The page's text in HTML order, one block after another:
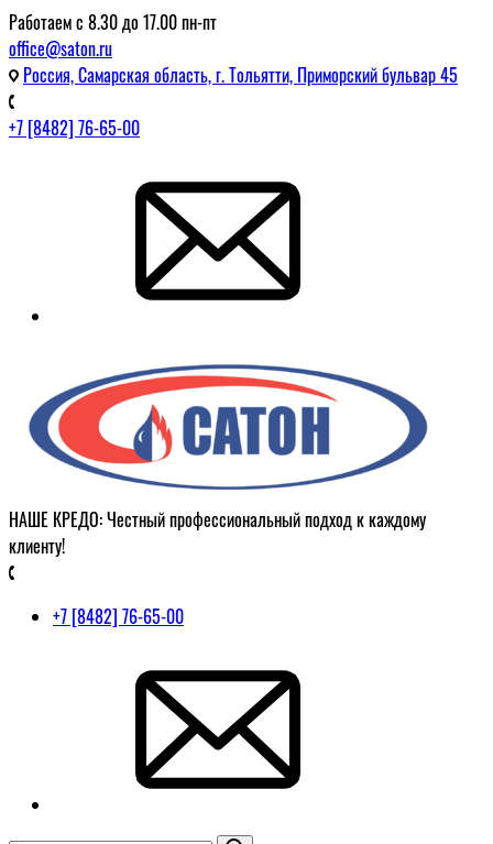
Работаем с 8.30 до 17.00 пн-пт
office@saton.ru
Россия, Самарская область, г. Тольятти, Приморский бульвар 45
+7 [8482] 76-65-00
НАШЕ КРЕДО: Честный профессиональный подход к каждому
клиенту!
+7 [8482] 76-65-00